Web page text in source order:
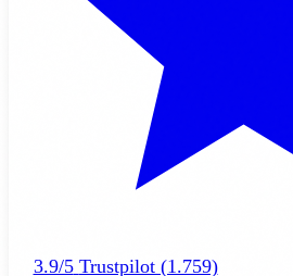
3.9/5 Trustpilot (1.759)